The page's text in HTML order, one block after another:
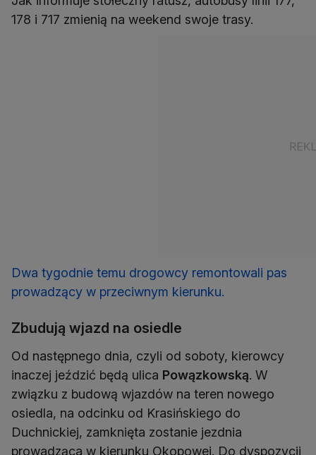
178 i 717 zmienią na weekend swoje trasy.
Dwa tygodnie temu drogowcy remontowali pas
prowadzący w przeciwnym kierunku.
Zbudują wjazd na osiedle
Od następnego dnia, czyli od soboty, kierowcy
inaczej jeździć będą ulica Powązkowską. W
związku z budową wjazdów na teren nowego
osiedla, na odcinku od Krasińskiego do
Duchnickiej, zamknięta zostanie jezdnia
prowadząca w kierunku Okopowej. Do dyspozycji